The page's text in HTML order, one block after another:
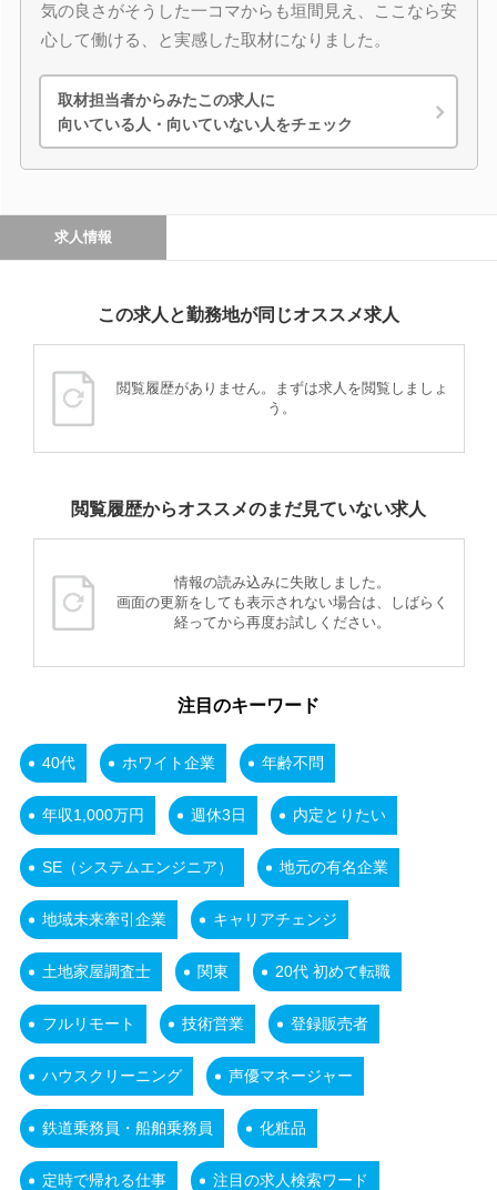
気の良さがそうした一コマからも垣間見え、ここなら安
心して働ける、と実感した取材になりました。
取材担当者からみたこの求人に
向いている人・向いていない人をチェック
求人情報
この求人と勤務地が同じオススメ求人
閲覧履歴がありません。まずは求人を閲覧しましょ
う。
閲覧履歴からオススメのまだ見ていない求人
情報の読み込みに失敗しました。
画面の更新をしても表示されない場合は、しばらく
経ってから再度お試しください。
注目のキーワード
40代 ホワイト企業 年齢不問
年収1,000万円 週休3日 内定とりたい
SE（システムエンジニア） 地元の有名企業
地域未来牽引企業 キャリアチェンジ
土地家屋調査士 関東 20代 初めて転職
フルリモート 技術営業 登録販売者
ハウスクリーニング 声優マネージャー
鉄道乗務員・船舶乗務員 化粧品
定時で帰れる仕事 注目の求人検索ワード